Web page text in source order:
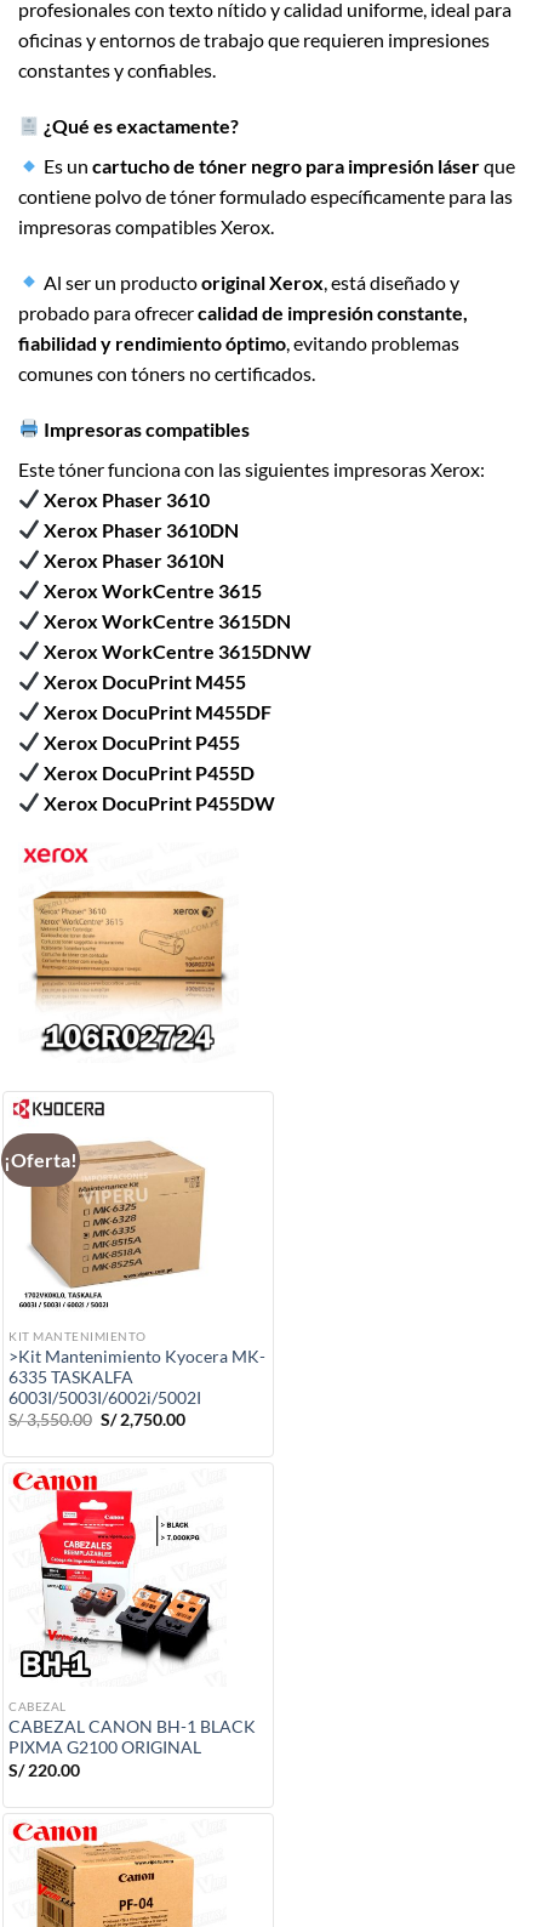
profesionales con texto nítido y calidad uniforme, ideal para
oficinas y entornos de trabajo que requieren impresiones
constantes y confiables.
¿Qué es exactamente?
Es uncartucho de tóner negro para impresión láserque
contiene polvo de tóner formulado específicamente para las
impresoras compatibles Xerox.
Al ser un productooriginal Xerox, está diseñado y
probado para ofrecercalidad de impresión constante,
fiabilidad y rendimiento óptimo, evitando problemas
comunes con tóners no certificados.
Impresoras compatibles
Este tóner funciona con las siguientes impresoras Xerox:
Xerox Phaser 3610
Xerox Phaser 3610DN
Xerox Phaser 3610N
Xerox WorkCentre 3615
Xerox WorkCentre 3615DN
Xerox WorkCentre 3615DNW
Xerox DocuPrint M455
Xerox DocuPrint M455DF
Xerox DocuPrint P455
Xerox DocuPrint P455D
Xerox DocuPrint P455DW
¡Oferta!
KIT MANTENIMIENTO
>Kit Mantenimiento Kyocera MK-
6335 TASKALFA
6003I/5003I/6002i/5002I
S/3,550.00 El
precio
era:
S/2,750.00El
es:
CABEZAL
CABEZAL CANON BH-1 BLACK
PIXMA G2100 ORIGINAL
S/220.00